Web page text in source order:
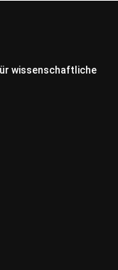
wissenschaftliche